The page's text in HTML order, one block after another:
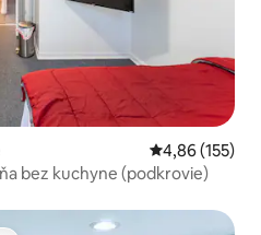
Priemerné
4,86 (155)
bez kuchyne (podkrovie)